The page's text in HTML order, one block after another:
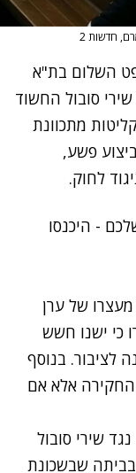
חדשות 2
השלום בת"א
סובול החשוד
מתכוונת
פשע,
לחוק.
- היכנסו
של ערן
כי ישנו חשש
לציבור. בנוסף
החקירה אלא אם
שירי סובול
בביתה שבשכונת